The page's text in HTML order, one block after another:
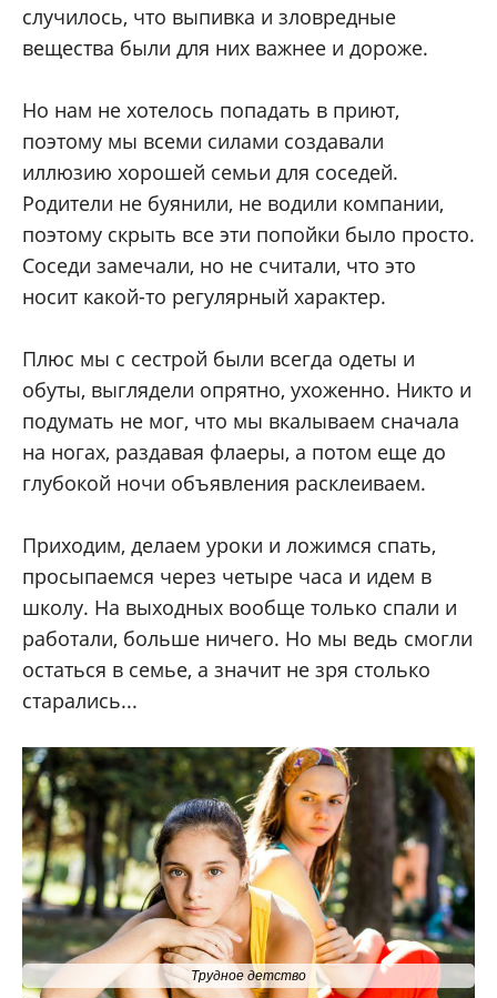
случилось, что выпивка и зловредные
вещества были для них важнее и дороже.
Но нам не хотелось попадать в приют,
поэтому мы всеми силами создавали
иллюзию хорошей семьи для соседей.
Родители не буянили, не водили компании,
поэтому скрыть все эти попойки было просто.
Соседи замечали, но не считали, что это
носит какой-то регулярный характер.
Плюс мы с сестрой были всегда одеты и
обуты, выглядели опрятно, ухоженно. Никто и
подумать не мог, что мы вкалываем сначала
на ногах, раздавая флаеры, а потом еще до
глубокой ночи объявления расклеиваем.
Приходим, делаем уроки и ложимся спать,
просыпаемся через четыре часа и идем в
школу. На выходных вообще только спали и
работали, больше ничего. Но мы ведь смогли
остаться в семье, а значит не зря столько
старались...
Трудное детство